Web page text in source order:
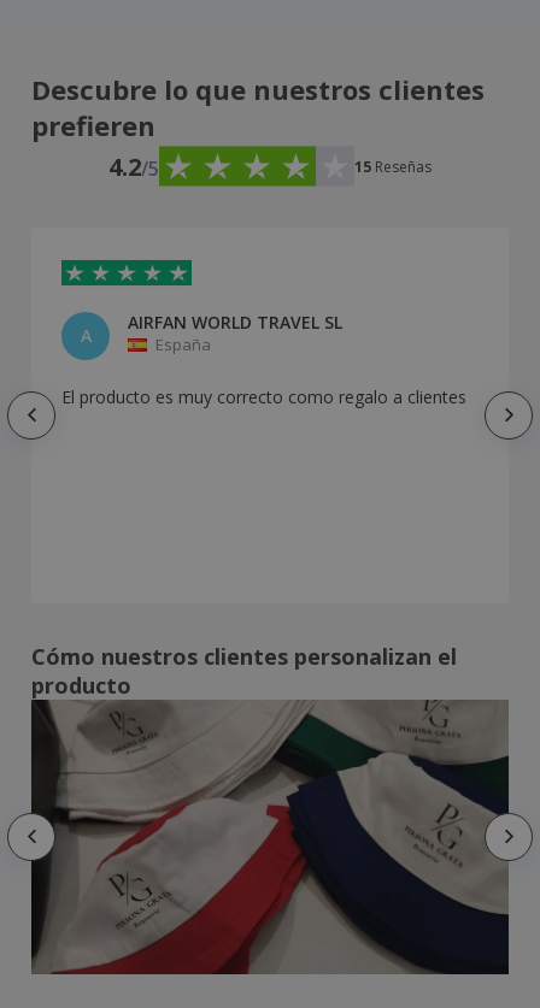
Descubre lo que nuestros clientes
prefieren
4.2/5 15 Reseñas
A
AIRFAN WORLD TRAVEL SL
España
El producto es muy correcto como regalo a clientes
Cómo nuestros clientes personalizan el
producto